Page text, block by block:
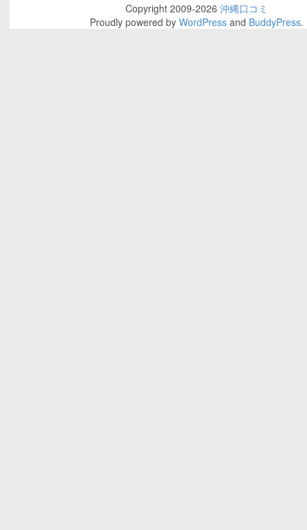
Copyright 2009-2026 沖縄口コミ
Proudly powered by WordPressand BuddyPress.